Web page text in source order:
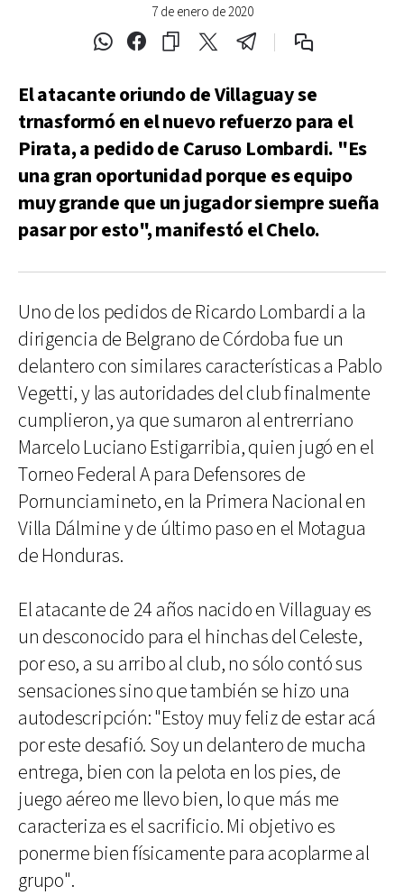
7 de enero de 2020
El atacante oriundo de Villaguay se
trnasformó en el nuevo refuerzo para el
Pirata, a pedido de Caruso Lombardi. "Es
una gran oportunidad porque es equipo
muy grande que un jugador siempre sueña
pasar por esto", manifestó el Chelo.
Uno de los pedidos de Ricardo Lombardi a la
dirigencia de Belgrano de Córdoba fue un
delantero con similares características a Pablo
Vegetti, y las autoridades del club finalmente
cumplieron, ya que sumaron al entrerriano
Marcelo Luciano Estigarribia, quien jugó en el
Torneo Federal A para Defensores de
Pornunciamineto, en la Primera Nacional en
Villa Dálmine y de último paso en el Motagua
de Honduras.
El atacante de 24 años nacido en Villaguay es
un desconocido para el hinchas del Celeste,
por eso, a su arribo al club, no sólo contó sus
sensaciones sino que también se hizo una
autodescripción: "Estoy muy feliz de estar acá
por este desafió. Soy un delantero de mucha
entrega, bien con la pelota en los pies, de
juego aéreo me llevo bien, lo que más me
caracteriza es el sacrificio. Mi objetivo es
ponerme bien físicamente para acoplarme al
grupo".